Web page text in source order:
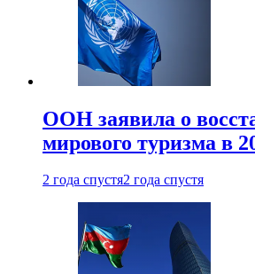
ООН заявила о
мирового туризма в
2 года спустя2 года спустя